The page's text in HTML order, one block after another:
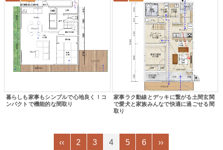
暮らしも家事もシンプルで心地良く！コ
ンパクトで機能的な間取り
家事ラク動線とデッキに繋がる土間玄関
で愛犬と家族みんなで快適に過ごせる間
取り
‹‹ 2 3 4 5 6 ››